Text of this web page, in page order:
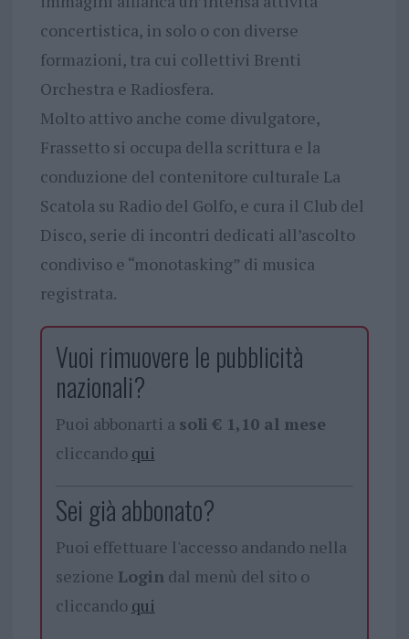
concertistica, in solo o con diverse
formazioni, tra cui collettivi Brenti
Orchestra e Radiosfera.
Molto attivo anche come divulgatore,
Frassetto si occupa della scrittura e la
conduzione del contenitore culturale La
Scatola su Radio del Golfo, e cura il Club del
Disco, serie di incontri dedicati all’ascolto
condiviso e “monotasking” di musica
registrata.
Vuoi rimuovere le pubblicità
nazionali?
Puoi abbonarti a soli € 1,10 al mese
cliccando qui
Sei già abbonato?
Puoi effettuare l'accesso andando nella
sezione Logindal menù del sito o
cliccando qui